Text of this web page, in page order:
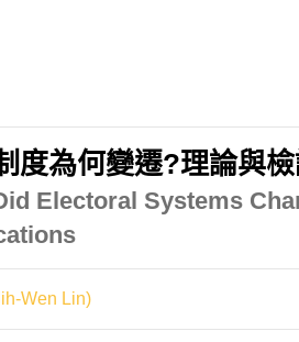
度為何變遷?理論與
Electoral Systems
Wen Lin)